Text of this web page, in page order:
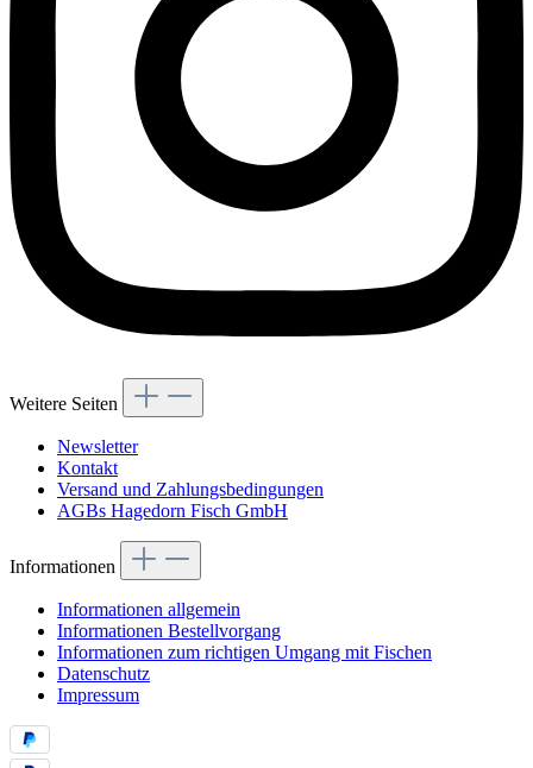
Weitere Seiten
Newsletter
Kontakt
Versand und Zahlungsbedingungen
AGBs Hagedorn Fisch GmbH
Informationen
Informationen allgemein
Informationen Bestellvorgang
Informationen zum richtigen Umgang mit Fischen
Datenschutz
Impressum